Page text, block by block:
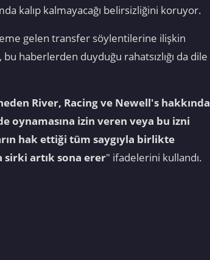
kalıp kalmayacağı belirsizliğini koruyor.
gelen transfer söylentilerine ilişkin
haberlerden duyduğu rahatsızlığı da dile
River, Racing ve Newell's hakkında
izin veren veya bu izni
hak ettiği tüm saygıyla birlikte
sirki artık sona erer" ifadelerini kullandı.